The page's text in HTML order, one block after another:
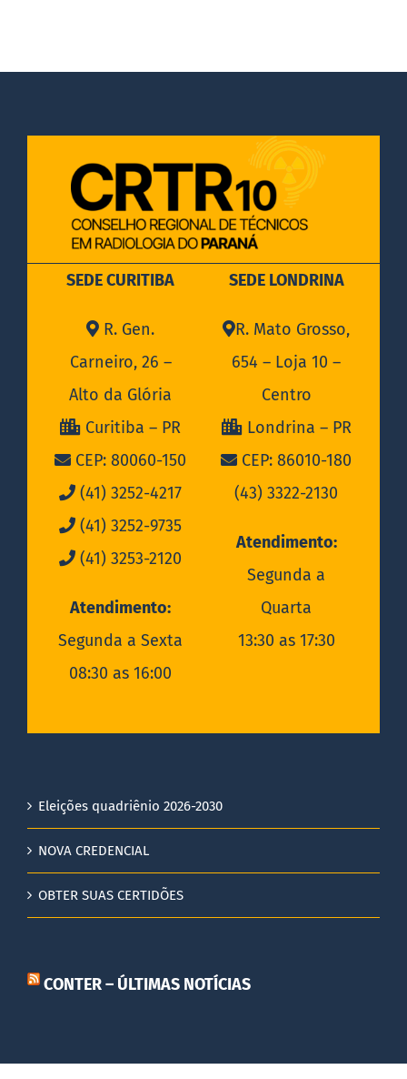
SEDE CURITIBA
R. Gen.
Carneiro, 26 –
Alto da Glória
Curitiba – PR
CEP: 80060-150
(41) 3252-4217
(41) 3252-9735
(41) 3253-2120
Atendimento:
Segunda a Sexta
08:30 as 16:00
SEDE LONDRINA
R. Mato Grosso,
654 – Loja 10 –
Centro
Londrina – PR
CEP: 86010-180
(43) 3322-2130
Atendimento:
Segunda a
Quarta
13:30 as 17:30
Eleições quadriênio 2026-2030
NOVA CREDENCIAL
OBTER SUAS CERTIDÕES
CONTER – ÚLTIMAS NOTÍCIAS